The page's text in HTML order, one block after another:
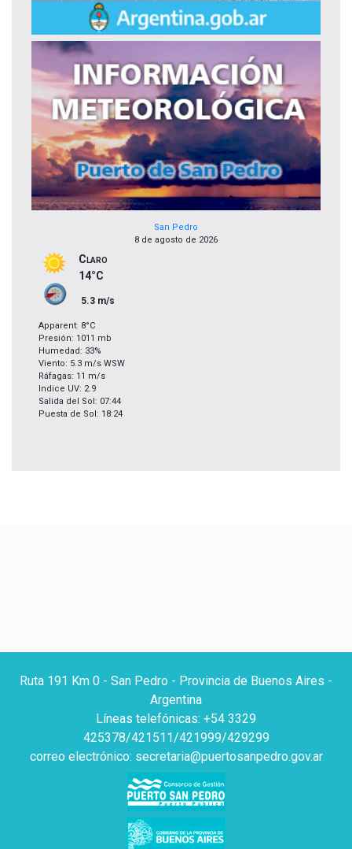
San Pedro
8 de agosto de 2026
Claro
14°C
5.3 m/s
Apparent: 8°C
Presión: 1011 mb
Humedad: 33%
Viento: 5.3 m/s WSW
Ráfagas: 11 m/s
Indice UV: 2.9
Salida del Sol: 07:44
Puesta de Sol: 18:24
Ruta 191 Km 0 - San Pedro - Provincia de Buenos Aires -
Argentina
Líneas telefónicas: +54 3329
425378/421511/421999/429299
correo electrónico: secretaria@puertosanpedro.gov.ar